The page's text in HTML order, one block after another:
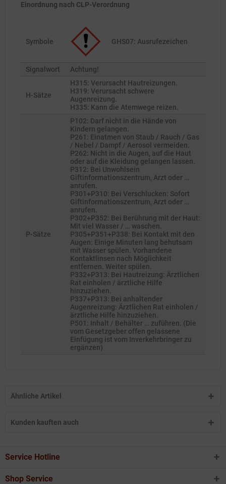
Einordnung nach CLP-Verordnung
Symbole GHS07: Ausrufezeichen
Signalwort Achtung!
H-Sätze
H315: Verursacht Hautreizungen.
H319: Verursacht schwere
Augenreizung.
H335: Kann die Atemwege reizen.
P-Sätze
P102: Darf nicht in die Hände von
Kindern gelangen.
P261: Einatmen von Staub / Rauch / Gas
/ Nebel / Dampf / Aerosol vermeiden.
P262: Nicht in die Augen, auf die Haut
oder auf die Kleidung gelangen lassen.
P312: Bei Unwohlsein
Giftinformationszentrum, Arzt oder …
anrufen.
P301+P310: Bei Verschlucken: Sofort
Giftinformationszentrum, Arzt oder …
anrufen.
P302+P352: Bei Berührung mit der Haut:
Mit viel Wasser / … waschen.
P305+P351+P338: Bei Kontakt mit den
Augen: Einige Minuten lang behutsam
mit Wasser spülen. Vorhandene
Kontaktlinsen nach Möglichkeit
entfernen. Weiter spülen.
P332+P313: Bei Hautreizung: Ärztlichen
Rat einholen / ärztliche Hilfe
hinzuziehen.
P337+P313: Bei anhaltender
Augenreizung: Ärztlichen Rat einholen /
ärztliche Hilfe hinzuziehen.
P501: Inhalt / Behälter … zuführen. (Die
vom Gesetzgeber offen gelassene
Einfügung ist vom Inverkehrbringer zu
ergänzen)
Ähnliche Artikel
Kunden kauften auch
Service Hotline
Shop Service